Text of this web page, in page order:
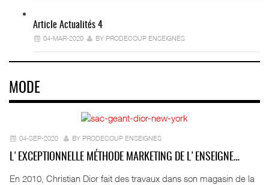
Article Actualités 4
04-MAR-2020 BY PRODECOUP ENSEIGNES
MODE
04-SEP-2020 BY PRODECOUP ENSEIGNES
L'EXCEPTIONNELLE MÉTHODE MARKETING DE L'ENSEIGNE…
En 2010, Christian Dior fait des travaux dans son magasin de la